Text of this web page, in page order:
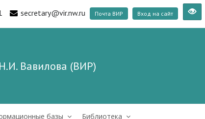
secretary@vir.nw.ru Почта ВИР Вход на сайт
Вавилова (ВИР)
базы Библиотека